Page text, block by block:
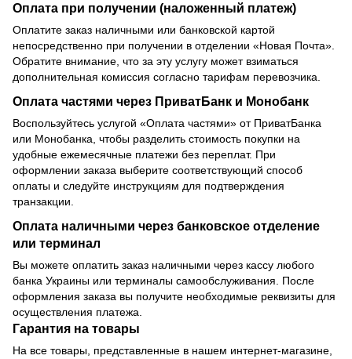
Оплата при получении (наложенный платеж)
Оплатите заказ наличными или банковской картой
непосредственно при получении в отделении «Новая Почта».
Обратите внимание, что за эту услугу может взиматься
дополнительная комиссия согласно тарифам перевозчика.
Оплата частями через ПриватБанк и Монобанк
Воспользуйтесь услугой «Оплата частями» от ПриватБанка
или Монобанка, чтобы разделить стоимость покупки на
удобные ежемесячные платежи без переплат. При
оформлении заказа выберите соответствующий способ
оплаты и следуйте инструкциям для подтверждения
транзакции.
Оплата наличными через банковское отделение
или терминал
Вы можете оплатить заказ наличными через кассу любого
банка Украины или терминалы самообслуживания. После
оформления заказа вы получите необходимые реквизиты для
осуществления платежа.
Гарантия на товары
На все товары, представленные в нашем интернет-магазине,